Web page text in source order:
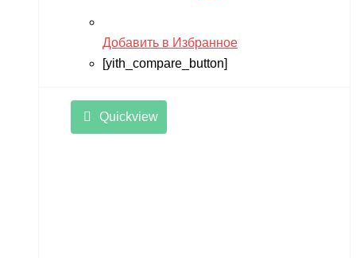
Добавить в Избранное
[yith_compare_button]
Quickview